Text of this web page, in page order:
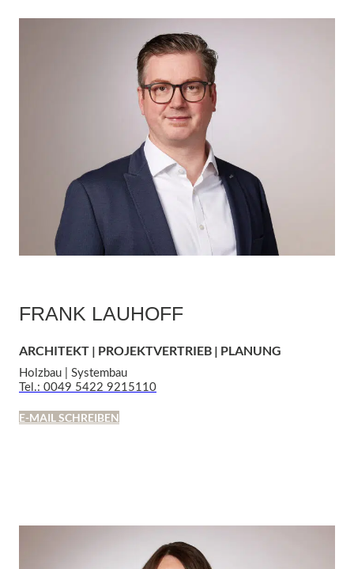
FRANK LAUHOFF
ARCHITEKT | PROJEKTVERTRIEB | PLANUNG
Holzbau | Systembau
Tel.: 0049 5422 9215110
E-MAIL SCHREIBEN